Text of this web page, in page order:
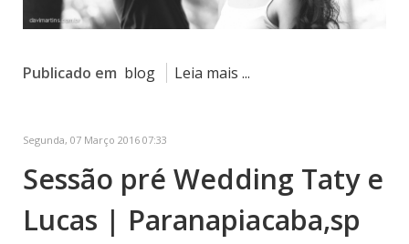
Publicado em blog Leia mais ...
Segunda, 07 Março 2016 07:33
Sessão pré Wedding Taty e
Lucas | Paranapiacaba,sp